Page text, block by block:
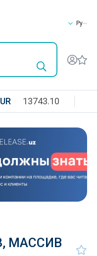
Ру
13743.10
МАССИВ